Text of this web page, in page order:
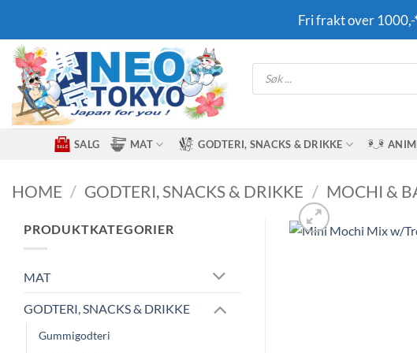
content
Fri frakt over
Products
search
SALG MAT GODTERI, SNACKS & DRIKKE
HOME / GODTERI, SNACKS & DRIKKE / MOCHI &
PRODUKTKATEGORIER
MAT
GODTERI, SNACKS & DRIKKE
Gummigodteri